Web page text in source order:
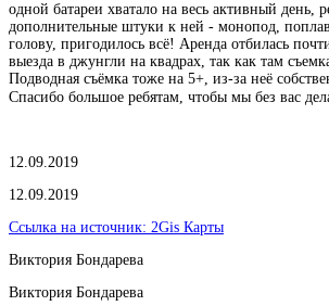
одной батареи хватало на весь активный день,
дополнительные штуки к ней - монопод,
голову, пригодилось всё! Аренда отбилась
выезда в джунгли на квадрах, так как там
Подводная съёмка тоже на 5+, из-за неё
Спасибо большое ребятам, чтобы мы без вас
12.09.2019
12.09.2019
Ссылка на источник: 2Gis Карты
Виктория Бондарева
Виктория Бондарева